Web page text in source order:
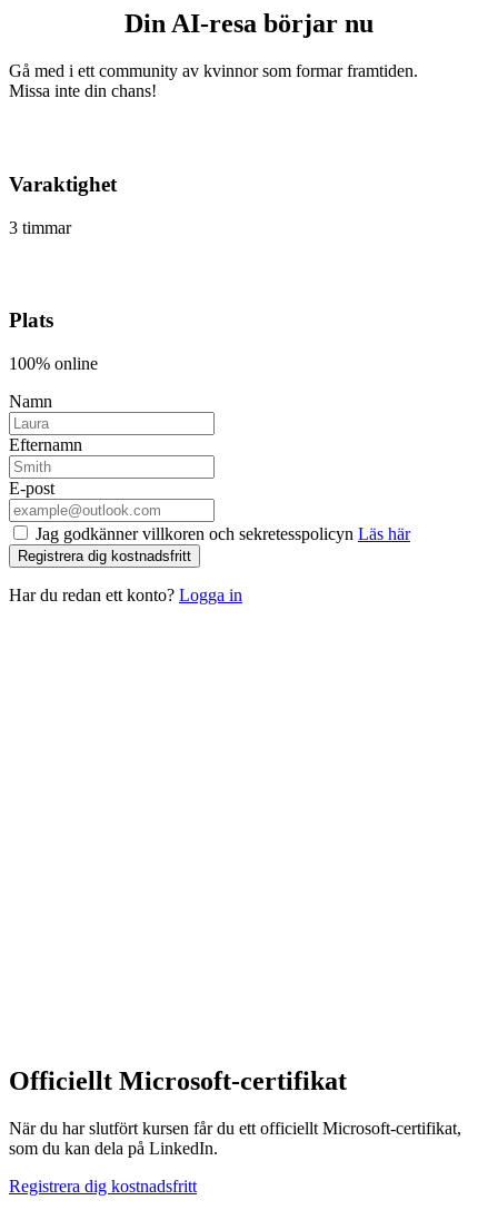
Din AI-resa börjar nu
Gå med i ett community av kvinnor som formar framtiden.
Missa inte din chans!
Varaktighet
3 timmar
Plats
100% online
Namn
Efternamn
E-post
Jag godkänner villkoren och sekretesspolicyn Läs här
Registrera dig kostnadsfritt
Har du redan ett konto? Logga in
Officiellt Microsoft-certifikat
När du har slutfört kursen får du ett officiellt Microsoft-certifikat,
som du kan dela på LinkedIn.
Registrera dig kostnadsfritt